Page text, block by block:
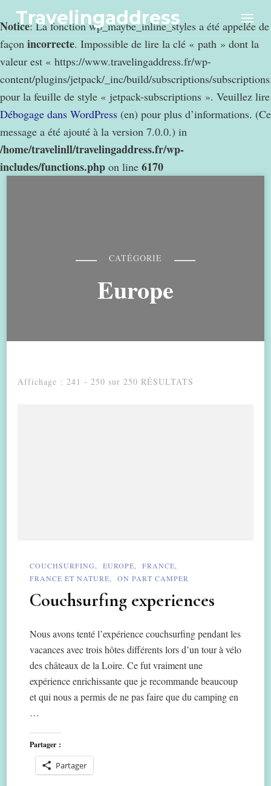
Notice: La fonction wp_maybe_inline_styles a été appelée de
façon incorrecte. Impossible de lire la clé « path » dont la
valeur est « https://www.travelingaddress.fr/wp-
content/plugins/jetpack/_inc/build/subscriptions/
pour la feuille de style « jetpack-subscriptions ». Veuillez lire
Débogage dans WordPress (en) pour plus d’informations. (Ce
message a été ajouté à la version 7.0.0.) in
/home/travelinll/travelingaddress.fr/wp-
includes/functions.php on line 6170
Travelingaddress
CATÉGORIE
Europe
Affichage : 241 - 250 sur 250 RÉSULTATS
COUCHSURFING EUROPE
FRANCE
FRANCE ET NATURE
ON PART CAMPER
Couchsurfing experiences
Nous avons tenté l’expérience couchsurfing pendant les
vacances avec trois hôtes différents lors d’un tour à vélo
des châteaux de la Loire. Ce fut vraiment une
expérience enrichissante que je recommande beaucoup
et qui nous a permis de ne pas faire que du camping en
…
Partager :
Partager